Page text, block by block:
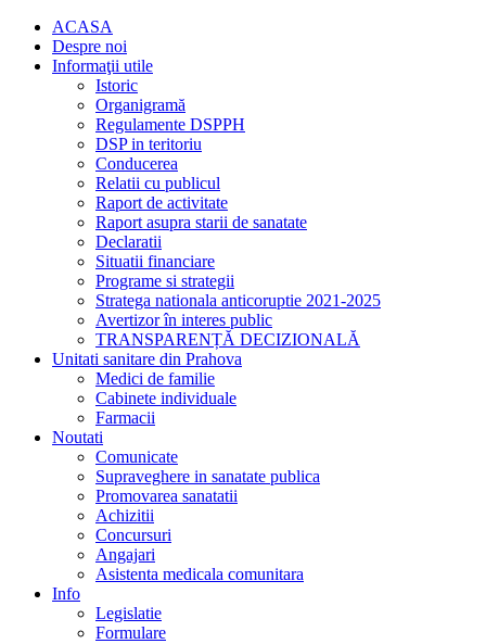
ACASA
Despre noi
Informaţii utile
Istoric
Organigramă
Regulamente DSPPH
DSP in teritoriu
Conducerea
Relatii cu publicul
Raport de activitate
Raport asupra starii de sanatate
Declaratii
Situatii financiare
Programe si strategii
Stratega nationala anticoruptie 2021-2025
Avertizor în interes public
TRANSPARENȚĂ DECIZIONALĂ
Unitati sanitare din Prahova
Medici de familie
Cabinete individuale
Farmacii
Noutati
Comunicate
Supraveghere in sanatate publica
Promovarea sanatatii
Achizitii
Concursuri
Angajari
Asistenta medicala comunitara
Info
Legislatie
Formulare